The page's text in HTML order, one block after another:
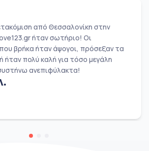
από Θεσσαλονίκη στην
ήταν σωτήριο! Οι
βρήκα ήταν άψογοι, πρόσεξαν τα
ήταν πολύ καλή για τόσο μεγάλη
ανεπιφύλακτα!